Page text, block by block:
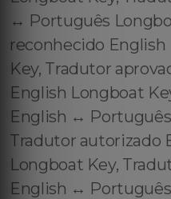
↔️ Português
reconhecido
Key, Tradutor
English Longboat
English ↔️
Tradutor autorizado
Longboat Key,
English ↔️